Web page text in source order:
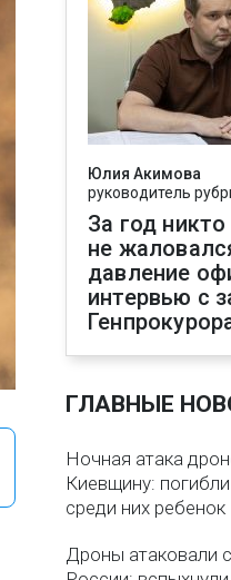
Юлия Акимова
руководитель
За год
не
давление
интервью с
ГЛАВНЫЕ
Ночная атака
Киевщину:
среди них ребенок
Дроны атаковали